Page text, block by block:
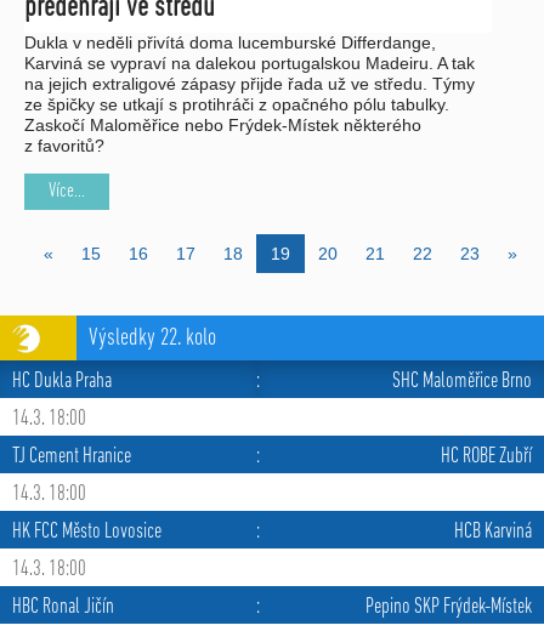
předehrají ve středu
Dukla v neděli přivítá doma lucemburské Differdange,
Karviná se vypraví na dalekou portugalskou Madeiru. A tak
na jejich extraligové zápasy přijde řada už ve středu. Týmy
ze špičky se utkají s protihráči z opačného pólu tabulky.
Zaskočí Maloměřice nebo Frýdek-Místek některého
z favoritů?
Více...
« 15 16 17 18 19 20 21 22 23 »
Výsledky 22. kolo
HC Dukla Praha :
SHC Maloměřice Brno
14.3. 18:00
TJ Cement Hranice
:
HC ROBE Zubří
14.3. 18:00
HK FCC Město Lovosice
:
HCB Karviná
14.3. 18:00
HBC Ronal Jičín
:
Pepino SKP Frýdek-Místek